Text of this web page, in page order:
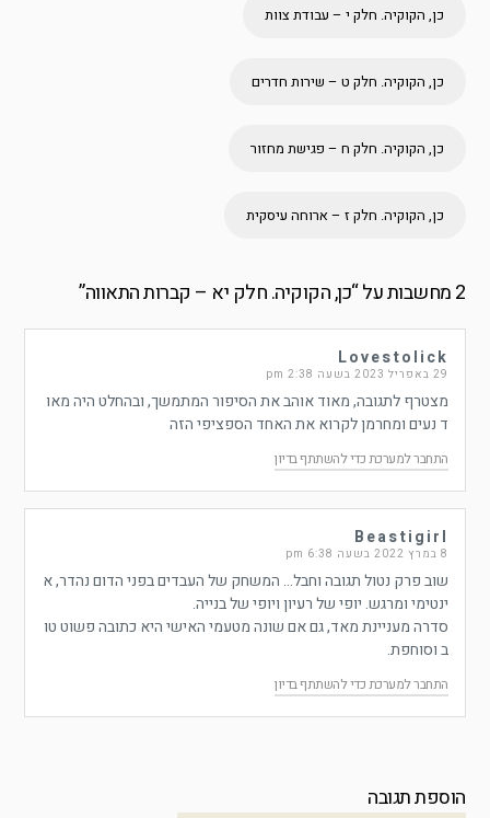
כן, הקוקיה. חלק י – עבודת צוות
כן, הקוקיה. חלק ט – שירות חדרים
כן, הקוקיה. חלק ח – פגישת מחזור
כן, הקוקיה. חלק ז – ארוחה עיסקית
2 מחשבות על “ כן, הקוקיה. חלק יא – קברות התאווה”
Lovestolick
29 באפריל 2023 בשעה 2:38 pm
מצטרף לתגובה, מאוד אוהב את הסיפור המתמשך, ובהחלט היה מאו
ד נעים ומחרמן לקרוא את האחד הספציפי הזה
התחבר למערכת כדי להשתתף בדיון
Beastigirl
8 במרץ 2022 בשעה 6:38 pm
שוב פרק נטול תגובה וחבל… המשחק של העבדים בפני הדום נהדר, א
ינטימי ומרגש. יופי של רעיון ויופי של בנייה.
סדרה מעניינת מאד, גם אם שונה מטעמי האישי היא כתובה פשוט טו
ב וסוחפת.
התחבר למערכת כדי להשתתף בדיון
הוספת תגובה